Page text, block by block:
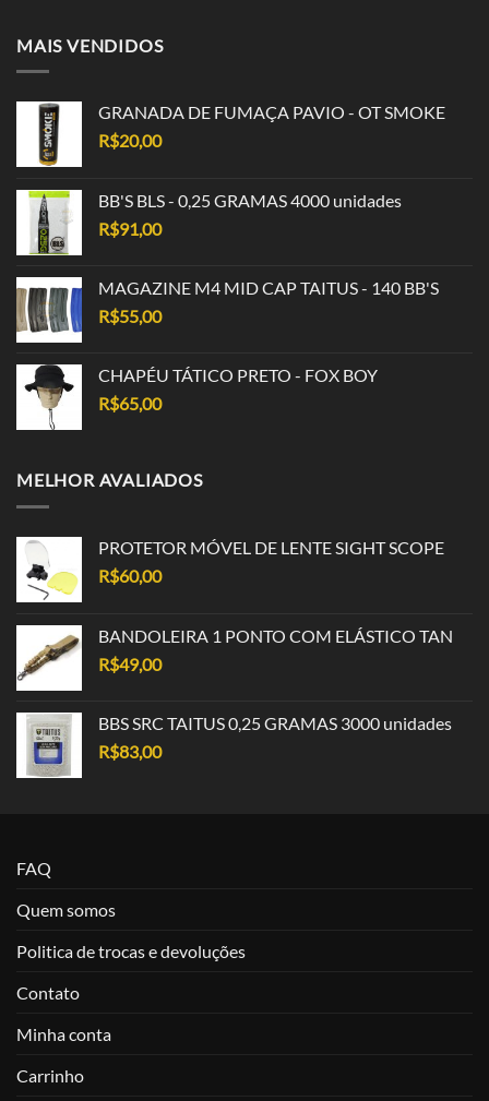
MAIS VENDIDOS
GRANADA DE FUMAÇA PAVIO - OT SMOKE
R$20,00
BB'S BLS - 0,25 GRAMAS 4000 unidades
R$91,00
MAGAZINE M4 MID CAP TAITUS - 140 BB'S
R$55,00
CHAPÉU TÁTICO PRETO - FOX BOY
R$65,00
MELHOR AVALIADOS
PROTETOR MÓVEL DE LENTE SIGHT SCOPE
R$60,00
BANDOLEIRA 1 PONTO COM ELÁSTICO TAN
R$49,00
BBS SRC TAITUS 0,25 GRAMAS 3000 unidades
R$83,00
FAQ
Quem somos
Politica de trocas e devoluções
Contato
Minha conta
Carrinho